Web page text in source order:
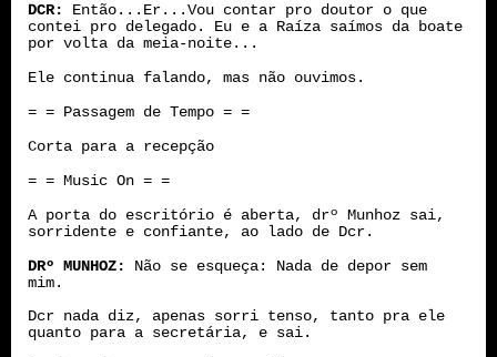
DCR:
Então...Er...Vou contar pro doutor o que
contei pro delegado. Eu e a Raíza saímos da boate
por volta da meia-noite...
Ele continua falando, mas não ouvimos.
= = Passagem de Tempo = =
Corta para a recepção
= = Music On = =
A porta do escritório é aberta, drº Munhoz sai,
sorridente e confiante, ao lado de Dcr.
DRº MUNHOZ:
Não se esqueça: Nada de depor sem
mim.
Dcr nada diz, apenas sorri tenso, tanto pra ele
quanto para a secretária, e sai.